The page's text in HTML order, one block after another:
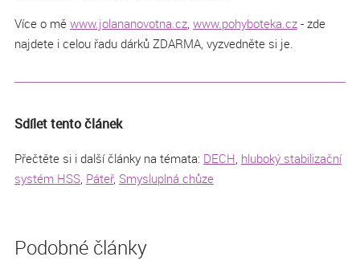
Více o mě www.jolananovotna.cz, www.pohyboteka.cz- zde
najdete i celou řadu dárků ZDARMA, vyzvedněte si je.
Sdílet tento článek
Přečtěte si i další články na témata: DECH, hluboký stabilizační
systém HSS, Páteř, Smysluplná chůze
Podobné články